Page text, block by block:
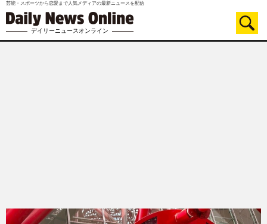
芸能・スポーツから恋愛まで人気メディアの最新ニュースを配信
デイリーニュースオンライン